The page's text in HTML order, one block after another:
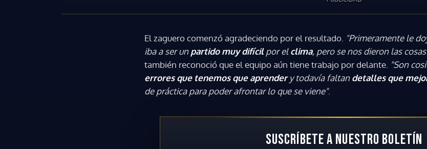
El zaguero comenzó agradeciendo por el resultado. "Primeramente le
iba a ser unpartido muy difícilpor elclima, pero se nos dieron las
también reconoció que el equipo aún tiene trabajo por delante. "Son
errores que tenemos que aprendery todavía faltandetalles que
de práctica para poder afrontar lo que se viene".
SUSCRÍBETE A NUESTRO BOLETÍN